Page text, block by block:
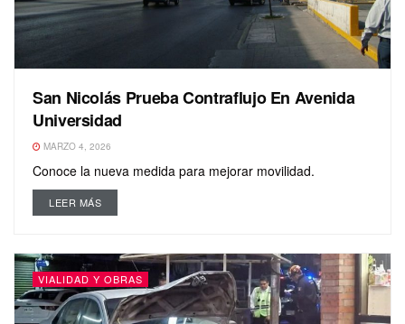
San Nicolás Prueba Contraflujo En Avenida
Universidad
MARZO 4, 2026
Conoce la nueva medida para mejorar movilidad.
LEER MÁS
VIALIDAD Y OBRAS